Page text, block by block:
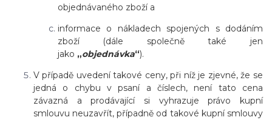
objednávaného zboží a
informace o nákladech spojených s dodáním
zboží (dále společně také jen
jako „objednávka“).
V případě uvedení takové ceny, při níž je zjevné, že se
jedná o chybu v psaní a číslech, není tato cena
závazná a prodávající si vyhrazuje právo kupní
smlouvu neuzavřít, případně od takové kupní smlouvy